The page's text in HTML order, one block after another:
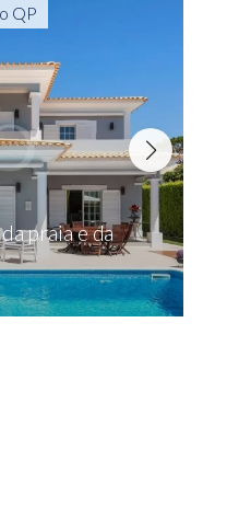
praia e da
QP